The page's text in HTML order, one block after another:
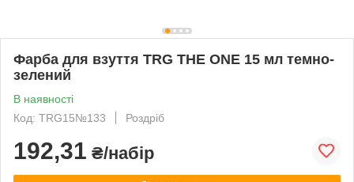
Фарба для взуття TRG THE ONE 15 мл темно-
зелений
В наявності
Код: TRG15№133
Роздріб
192,31 ₴/набір